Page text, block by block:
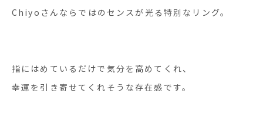
Chiyoさんならではのセンスが光る特別なリング。
指にはめているだけで気分を高めてくれ、
幸運を引き寄せてくれそうな存在感です。